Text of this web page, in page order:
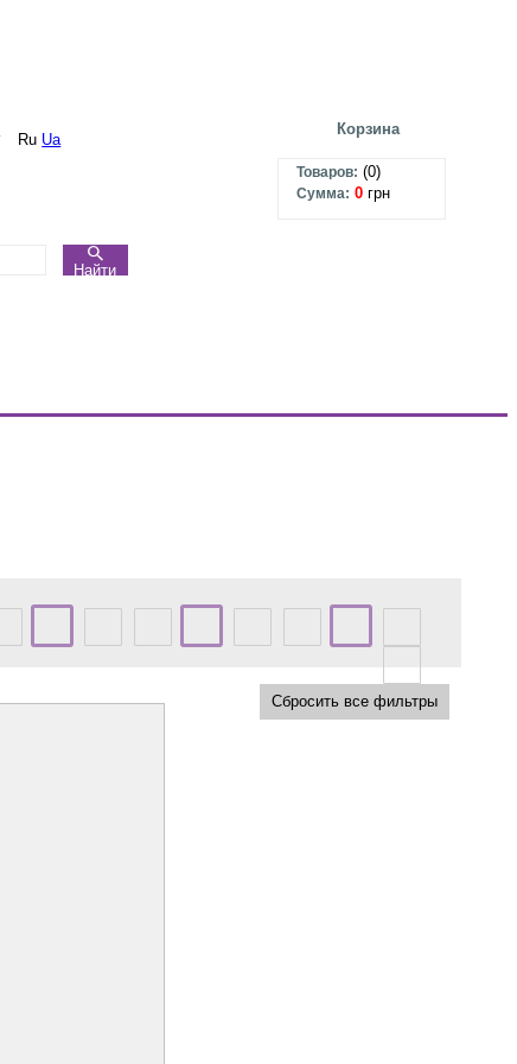
Ru Ua
Найти
Корзина
Товаров: (0)
Сумма: 0 грн
Сбросить все фильтры